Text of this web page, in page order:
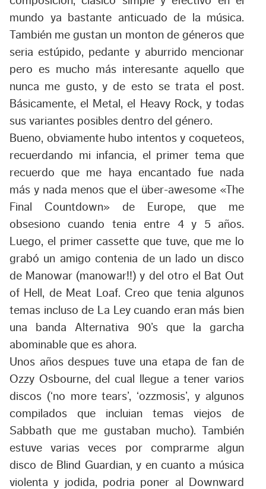
mundo ya bastante anticuado de la música.
También me gustan un monton de géneros que
seria estúpido, pedante y aburrido mencionar
pero es mucho más interesante aquello que
nunca me gusto, y de esto se trata el post.
Básicamente, el
Metal , el Heavy Rock, y todas
sus variantes posibles dentro del género.
Bueno, obviamente hubo intentos y coqueteos,
recuerdando mi infancia, el primer tema que
recuerdo que me haya encantado fue nada
más y nada menos que el über-awesome «The
Final Countdown» de
Europe, que me
obsesiono cuando tenia entre 4 y 5 años.
Luego, el primer cassette que tuve, que me lo
grabó un amigo contenia de un lado un disco
de Manowar (manowar!!) y del otro el Bat Out
of Hell, de Meat Loaf. Creo que tenia algunos
temas incluso de
La Leycuando eran más bien
una banda Alternativa 90’s que la garcha
abominable que es ahora.
Unos años despues tuve una etapa de fan de
Ozzy Osbourne, del cual llegue a tener varios
discos (‘no more tears’, ‘ozzmosis’, y algunos
compilados que incluian temas viejos de
Sabbath que me gustaban mucho). También
estuve varias veces por comprarme algun
disco de Blind Guardian, y en cuanto a música
violenta y jodida, podria poner al Downward